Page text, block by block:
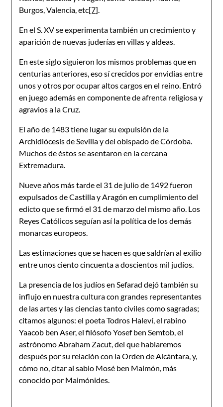
Burgos, Valencia, etc[7].
En el S. XV se experimenta también un crecimiento y
aparición de nuevas juderías en villas y aldeas.
En este siglo siguieron los mismos problemas que en
centurias anteriores, eso sí crecidos por envidias entre
unos y otros por ocupar altos cargos en el reino. Entró
en juego además en componente de afrenta religiosa y
agravios a la Cruz.
El año de 1483 tiene lugar su expulsión de la
Archidiócesis de Sevilla y del obispado de Córdoba.
Muchos de éstos se asentaron en la cercana
Extremadura.
Nueve años más tarde el 31 de julio de 1492 fueron
expulsados de Castilla y Aragón en cumplimiento del
edicto que se firmó el 31 de marzo del mismo año. Los
Reyes Católicos seguían así la política de los demás
monarcas europeos.
Las estimaciones que se hacen es que saldrían al exilio
entre unos ciento cincuenta a doscientos mil judíos.
La presencia de los judíos en Sefarad dejó también su
influjo en nuestra cultura con grandes representantes
de las artes y las ciencias tanto civiles como sagradas;
citamos algunos: el poeta Todros Haleví, el rabino
Yaacob ben Aser, el filósofo Yosef ben Semtob, el
astrónomo Abraham Zacut, del que hablaremos
después por su relación con la Orden de Alcántara, y,
cómo no, citar al sabio Mosé ben Maimón, más
conocido por Maimónides.